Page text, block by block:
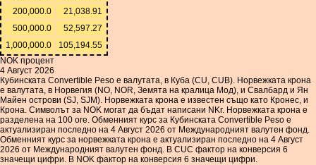
200,000.0
21,038.91
500,000.0
52,597.27
1,000,000.0
105,194.55
NOK процент
4 Август 2026
Кубинската Convertible Peso е валутата, в Куба (CU, CUB). Норвежката крона
е валутата, в Норвегия (NO, NOR, Земята на кралица Мод), и Свалбард и Ян
Майен острови (SJ, SJM). Норвежката крона е известен също като Кронес, и
Крона. Символът за NOK могат да бъдат написани NKr. Норвежката крона е
разделена на 100 ore. Обменният курс за Кубинската Convertible Peso е
актуализиран последно на 4 Август 2026 от Международният валутен фонд.
Обменният курс за норвежката крона е актуализиран последно на 4 Август
2026 от Международният валутен фонд. В CUC фактор на конверсия 6
значещи цифри. В NOK фактор на конверсия 6 значещи цифри.